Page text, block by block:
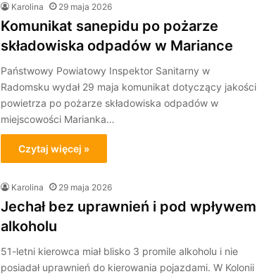
Karolina 29 maja 2026
Komunikat sanepidu po pożarze
składowiska odpadów w Mariance
Państwowy Powiatowy Inspektor Sanitarny w
Radomsku wydał 29 maja komunikat dotyczący jakości
powietrza po pożarze składowiska odpadów w
miejscowości Marianka…
Czytaj więcej »
Karolina 29 maja 2026
Jechał bez uprawnień i pod wpływem
alkoholu
51-letni kierowca miał blisko 3 promile alkoholu i nie
posiadał uprawnień do kierowania pojazdami. W Kolonii